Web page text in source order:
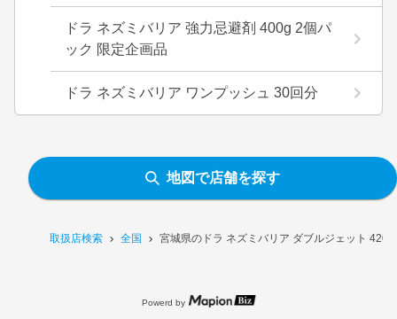
取扱店検索 全国 宮城県のドラ ネズミバリア ダブルジェット
ドラ ネズミバリア 強力忌避剤 400g 2個パ
ック 限定企画品
ドラ ネズミバリア ワンプッシュ 30回分
地図で店舗を探す
Powerd by